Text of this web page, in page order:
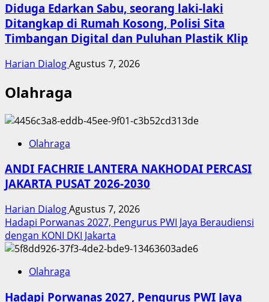
Diduga Edarkan Sabu, seorang laki-laki
Ditangkap di Rumah Kosong, Polisi Sita
Timbangan Digital dan Puluhan Plastik Klip
Harian DialogAgustus 7, 2026
Olahraga
Olahraga
ANDI FACHRIE LANTERA NAKHODAI PERCASI
JAKARTA PUSAT 2026-2030
Harian DialogAgustus 7, 2026
Hadapi Porwanas 2027, Pengurus PWI Jaya Beraudiensi
dengan KONI DKI Jakarta
Olahraga
Hadapi Porwanas 2027, Pengurus PWI Jaya